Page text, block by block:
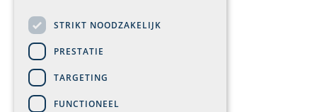
STRIKT NOODZAKELIJK
PRESTATIE
TARGETING
FUNCTIONEEL